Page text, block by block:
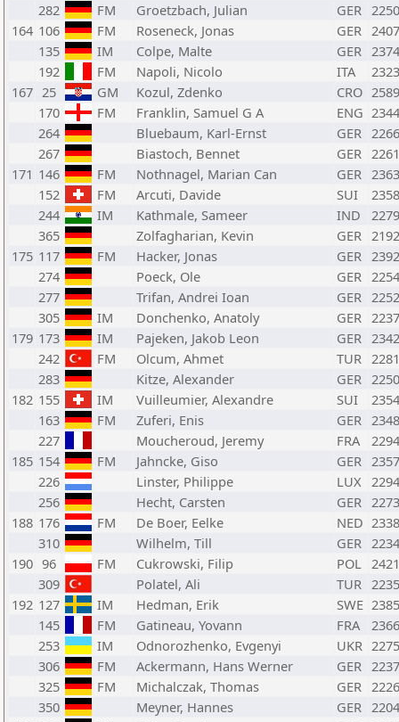
282
FM Groetzbach, Julian GER 2250
164 106 FM Roseneck, Jonas GER 2407
135
IM Colpe, Malte GER 2374
192
FM Napoli, Nicolo ITA
2323
167 25 GM Kozul, Zdenko CRO 2589
170
FM Franklin, Samuel G A ENG 2344
264
Bluebaum, Karl-Ernst GER 2266
267
Biastoch, Bennet GER 2261
171 146 FM Nothnagel, Marian Can GER 2363
152
FM Arcuti, Davide SUI
2358
244
IM Kathmale, Sameer IND
2279
365
Zolfagharian, Kevin GER 2192
175 117 FM Hacker, Jonas GER 2392
274
Poeck, Ole GER 2254
277
Trifan, Andrei Ioan GER 2252
305
IM Donchenko, Anatoly GER 2237
179 173 IM Pajeken, Jakob Leon GER 2342
242
FM Olcum, Ahmet TUR 2281
283
Kitze, Alexander GER 2250
182 155 IM Vuilleumier, Alexandre SUI
2354
163
FM Zuferi, Enis GER 2348
227
Moucheroud, Jeremy FRA
2294
185 154 FM Jahncke, Giso GER 2357
226
Linster, Philippe LUX 2294
256
Hecht, Carsten GER 2273
188 176 FM De Boer, Eelke NED 2338
310
Wilhelm, Till GER 2234
190 96 FM Cukrowski, Filip POL 2421
309
Polatel, Ali TUR 2235
192 127 IM Hedman, Erik SWE 2385
145
FM Gatineau, Yovann FRA
2366
253
IM Odnorozhenko, Evgenyi UKR 2275
306
FM Ackermann, Hans Werner GER 2237
325
FM Michalczak, Thomas GER 2226
350
Meyner, Hannes GER 2204